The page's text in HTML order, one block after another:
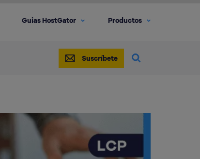
Guias HostGator Productos
Suscríbete